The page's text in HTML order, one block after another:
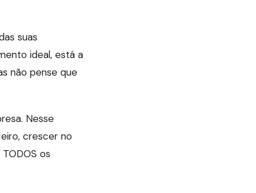
suas
ideal, está a
não pense que
Nesse
crescer no
os